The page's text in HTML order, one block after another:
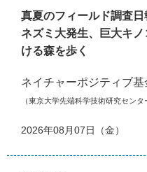
真夏のフィールド調査
ネズミ大発生、巨大キ
ける森を歩く
ネイチャーポジティブ基
（東京大学先端科学技術研究セン
2026年08月07日（金）